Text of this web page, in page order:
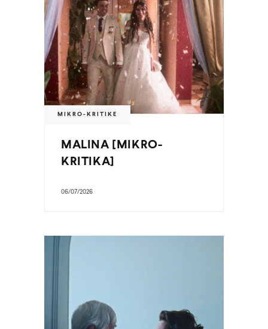
MIKRO-KRITIKE
MALINA [MIKRO-
KRITIKA]
06/07/2026